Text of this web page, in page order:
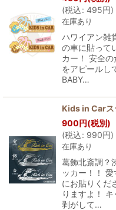
(税込: 495円)
在庫あり
ハワイアン雑
の車に貼って
カー！ 安全
をアピールし
BABY…
Kids in Carス
900円(税別)
(税込: 990円)
在庫あり
葛飾北斎調？
ッカー！！
にお貼りくだ
りますよ！
剥がして…